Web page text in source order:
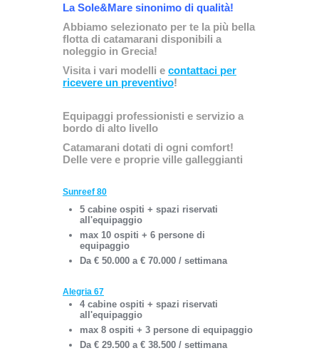
La Sole&Mare sinonimo di qualità!
Abbiamo selezionato per te la più bella
flotta di catamarani disponibili a
noleggio in Grecia!
Visita i vari modelli e contattaci per
ricevere un preventivo!
Equipaggi professionisti e servizio a
bordo di alto livello
Catamarani dotati di ogni comfort!
Delle vere e proprie ville galleggianti
Sunreef 80
5 cabine ospiti + spazi riservati
all'equipaggio
max 10 ospiti + 6 persone di
equipaggio
Da € 50.000 a € 70.000 / settimana
Alegria 67
4 cabine ospiti + spazi riservati
all'equipaggio
max 8 ospiti + 3 persone di equipaggio
Da € 29.500 a € 38.500 / settimana